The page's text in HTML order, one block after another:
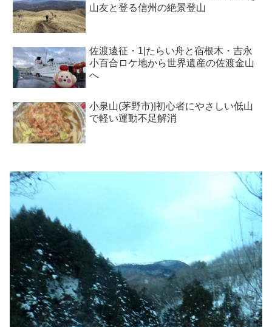
山友と登る信州の絶景登山
佐渡遠征・1|たらい舟と宿根木・吉永
小百合ロケ地から世界遺産の佐渡金山
へ
小泉山(茅野市)|初心者にやさしい低山
で軽い運動不足解消